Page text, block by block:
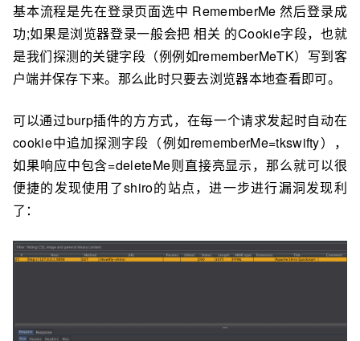
基本流程是先在登录页面选中 RememberMe 然后登录成
功;如果是浏览器登录一般会把 相关 的Cookie字段，也就
是我们探测的关键字段（例例如rememberMeTK）写到客
户端并保存下来。那么此时只要去浏览器本地查看即可。
可以通过burp插件的⽅方式，在每一个请求发起时自动在
cookie中追加探测字段（例如rememberMe=tkswifty），
如果响应中包含=deleteMe则直接亮显示，那么就可以很
便捷的发现使⽤了shiro的站点，进一步进行漏洞发现利
了：